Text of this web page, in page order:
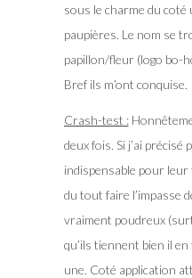
sous le charme du coté
paupières. Le nom se
papillon/fleur (logo bo-
Bref ils m’ont conquise.
Crash-test :
deux fois. Si j’ai précisé
indispensable pour leur
du tout faire l’impasse
vraiment poudreux
qu’ils tiennent bien il
une. Coté application